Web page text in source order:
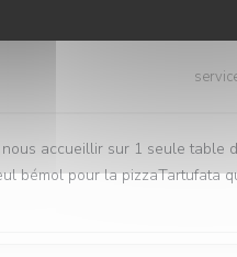
accueillir sur 1 seule table
bémol pour la pizzaTartufata